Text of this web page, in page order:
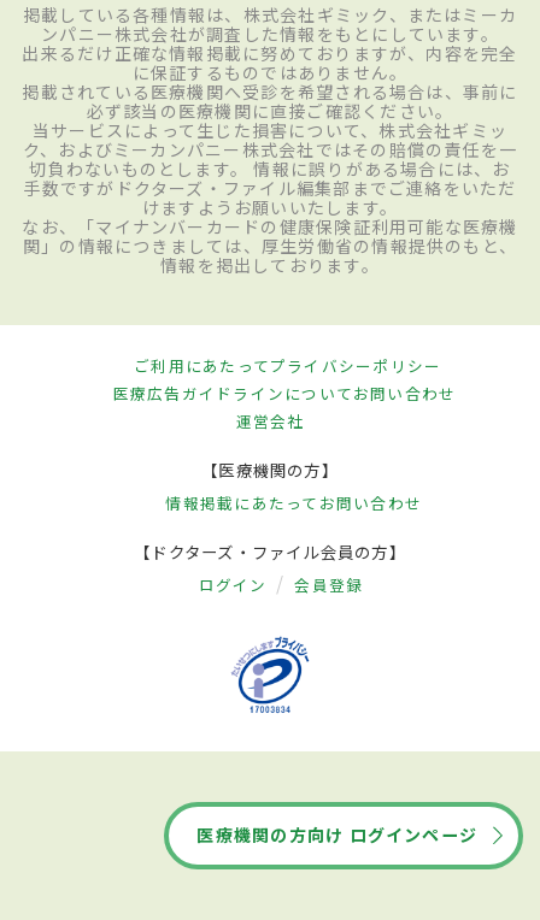
掲載している各種情報は、株式会社ギミック、またはミーカ
ンパニー株式会社が調査した情報をもとにしています。
出来るだけ正確な情報掲載に努めておりますが、内容を完全
に保証するものではありません。
掲載されている医療機関へ受診を希望される場合は、事前に
必ず該当の医療機関に直接ご確認ください。
当サービスによって生じた損害について、株式会社ギミッ
ク、およびミーカンパニー株式会社ではその賠償の責任を一
切負わないものとします。 情報に誤りがある場合には、お
手数ですがドクターズ・ファイル編集部までご連絡をいただ
けますようお願いいたします。
なお、「マイナンバーカードの健康保険証利用可能な医療機
関」の情報につきましては、厚生労働省の情報提供のもと、
情報を掲出しております。
ご利用にあたってプライバシーポリシー
医療広告ガイドラインについてお問い合わせ
運営会社
【医療機関の方】
情報掲載にあたって お問い合わせ
【ドクターズ・ファイル会員の方】
ログイン 会員登録
医療機関の方向け ログインページ